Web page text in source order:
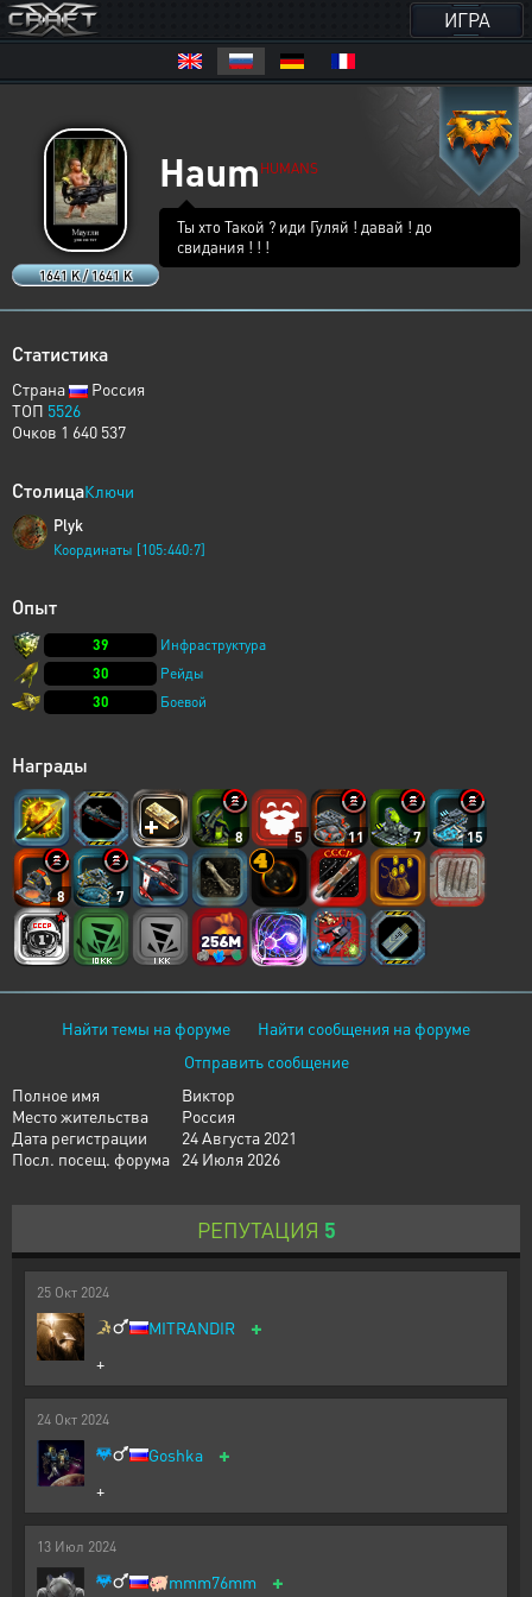
ИГРА
1641 K / 1641 K
Haum HUMANS
Ты хто Такой ? иди Гуляй ! давай ! до
свидания ! ! !
Статистика
Страна
Россия
ТОП 5526
Очков 1 640 537
СтолицаКлючи
Plyk
Координаты [105:440:7]
Опыт
39
Инфраструктура
30
Рейды
30
Боевой
Награды
8 5 11 7 15
8 7
Найти темы на форуме
Найти сообщения на форуме
Отправить сообщение
Полное имя
Виктор
Место жительства
Россия
Дата регистрации
24 Августа 2021
Посл. посещ. форума
24 Июля 2026
РЕПУТАЦИЯ 5
25 Окт 2024
MITRANDIR +
+
24 Окт 2024
Goshka +
+
13 Июл 2024
🐖mmm76mm +